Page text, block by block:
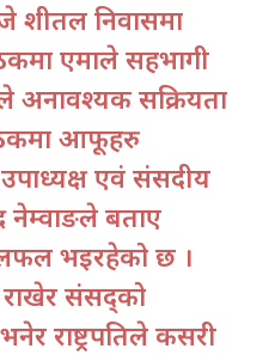
शीतल निवासमा
एमाले सहभागी
अनावश्यक सक्रियता
आफूहरु
एवं संसदीय
नेम्वाङले बताए
भइरहेको छ ।
राखेर संसद्को
राष्ट्रपतिले कसरी